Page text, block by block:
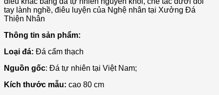
tay lành nghề, điêu luyện của Nghệ nhân tại Xưởng Đá
Thiện Nhân
Thông tin sản phẩm:
Loại đá: Đá cẩm thạch
Nguồn gốc: Đá tự nhiên tại Việt Nam;
Kích thước mẫu: cao 80 cm